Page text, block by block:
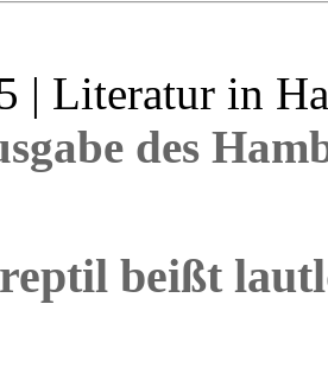
| Literatur in
des
beißt